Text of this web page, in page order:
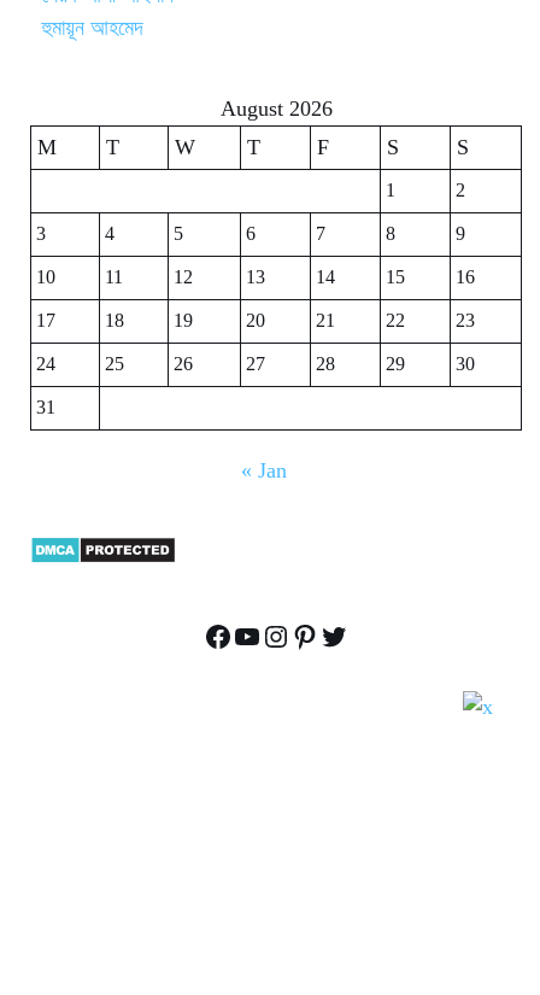
হুমায়ূন আহমেদ
August 2026
M
T W T F S S
1
2
3
4 5 6 7 8
9
10
11 12 13 14 15
16
17
18 19 20 21 22
23
24
25 26 27 28 29
30
31
« Jan